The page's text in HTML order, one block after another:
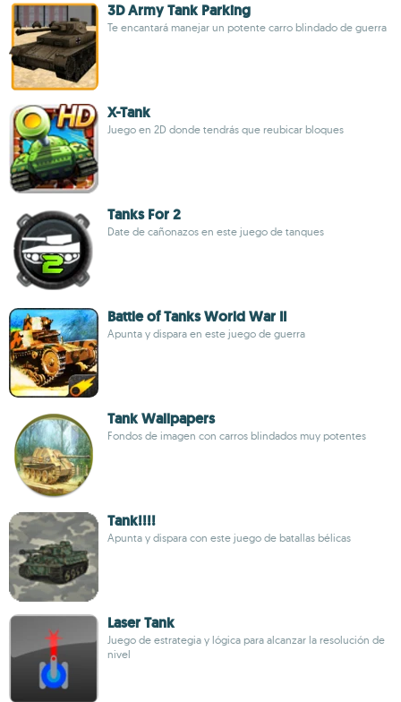
3D Army Tank Parking
Te encantará manejar un potente carro blindado de guerra
X-Tank
Juego en 2D donde tendrás que reubicar bloques
Tanks For 2
Date de cañonazos en este juego de tanques
Battle of Tanks World War II
Apunta y dispara en este juego de guerra
Tank Wallpapers
Fondos de imagen con carros blindados muy potentes
Tank!!!!
Apunta y dispara con este juego de batallas bélicas
Laser Tank
Juego de estrategia y lógica para alcanzar la resolución de
nivel